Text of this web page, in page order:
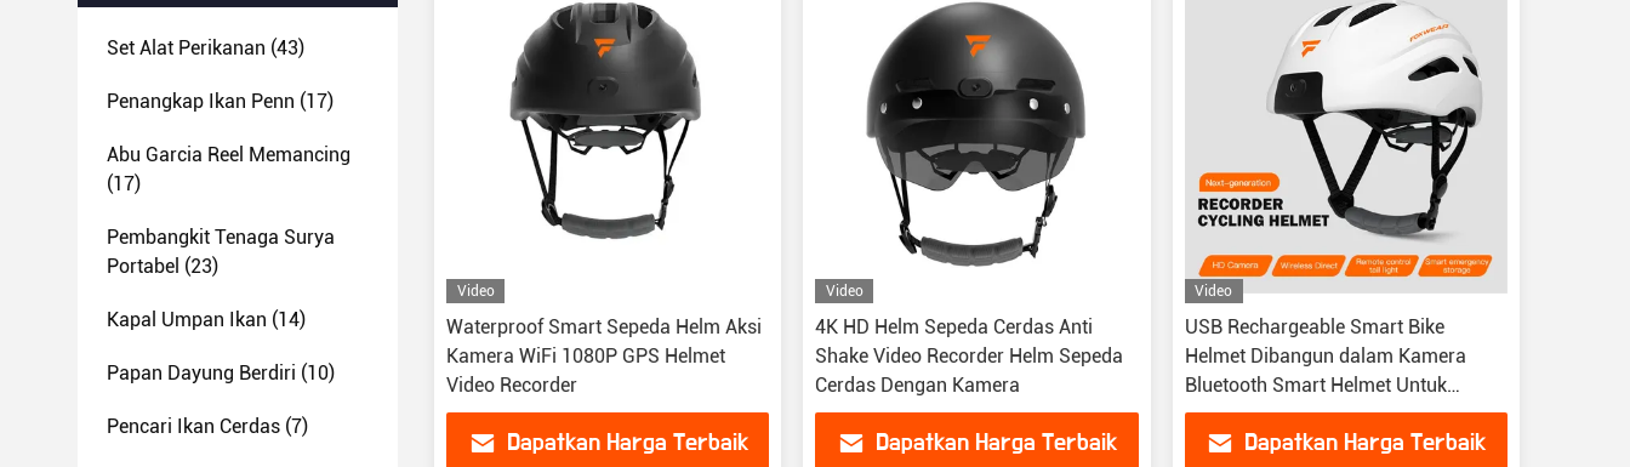
Set Alat Perikanan (43)
Penangkap Ikan Penn (17)
Abu Garcia Reel Memancing
(17)
Pembangkit Tenaga Surya
Portabel (23)
Kapal Umpan Ikan (14)
Papan Dayung Berdiri (10)
Pencari Ikan Cerdas (7)
Video
Waterproof Smart Sepeda Helm Aksi
Kamera WiFi 1080P GPS Helmet
Video Recorder
Dapatkan Harga Terbaik
Video
4K HD Helm Sepeda Cerdas Anti
Shake Video Recorder Helm Sepeda
Cerdas Dengan Kamera
Dapatkan Harga Terbaik
Video
USB Rechargeable Smart Bike
Helmet Dibangun dalam Kamera
Bluetooth Smart Helmet Untuk
Sepeda
Dapatkan Harga Terbaik